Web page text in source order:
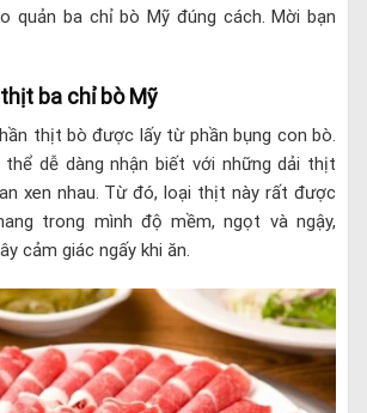
quản ba chỉ bò Mỹ đúng cách. Mời bạn
ba chỉ bò Mỹ
thịt bò được lấy từ phần bụng con bò.
dễ dàng nhận biết với những dải thịt
xen nhau. Từ đó, loại thịt này rất được
trong mình độ mềm, ngọt và ngậy,
cảm giác ngấy khi ăn.